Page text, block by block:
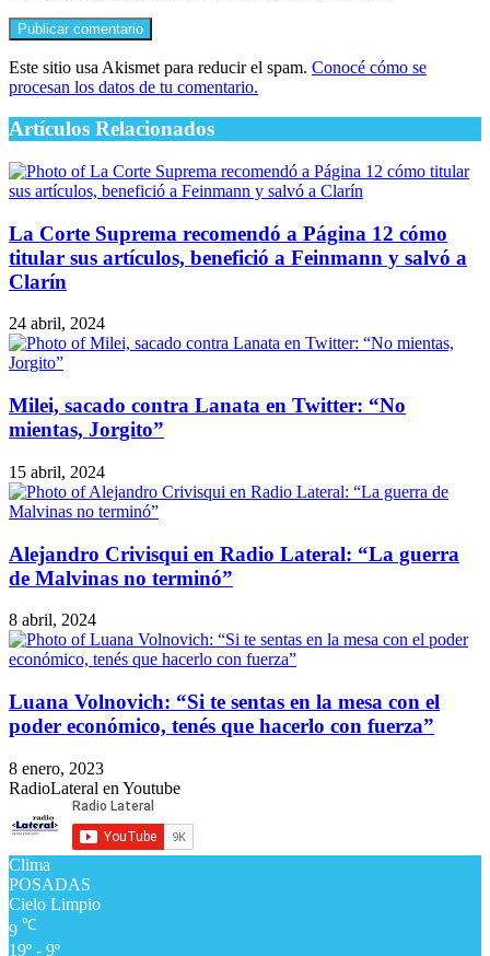
Este sitio usa Akismet para reducir el spam. Conocé cómo se
procesan los datos de tu comentario.
Artículos Relacionados
La Corte Suprema recomendó a Página 12 cómo
titular sus artículos, benefició a Feinmann y salvó a
Clarín
24 abril, 2024
Milei, sacado contra Lanata en Twitter: “No
mientas, Jorgito”
15 abril, 2024
Alejandro Crivisqui en Radio Lateral: “La guerra
de Malvinas no terminó”
8 abril, 2024
Luana Volnovich: “Si te sentas en la mesa con el
poder económico, tenés que hacerlo con fuerza”
8 enero, 2023
RadioLateral en Youtube
Clima
POSADAS
Cielo Limpio
9 ℃
19º - 9º